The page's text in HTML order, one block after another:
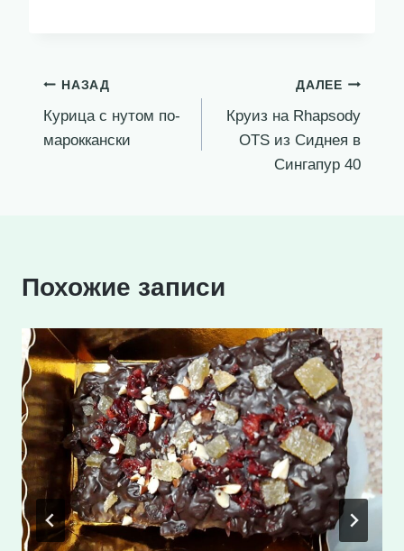
Навигация
по
НАЗАД
Курица с нутом по-
мароккански
ДАЛЕЕ
Круиз на Rhapsody
OTS из Сиднея в
Сингапур 40
Похожие записи